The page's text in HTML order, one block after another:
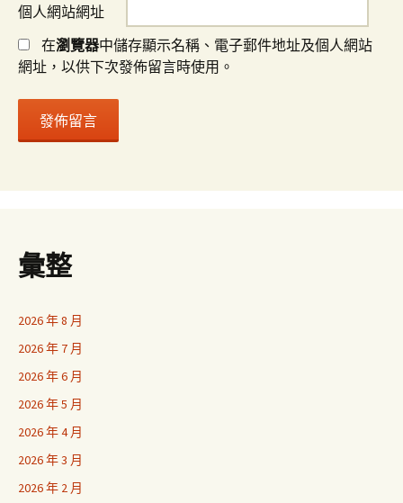
個人網站網址
在瀏覽器中儲存顯示名稱、電子郵件地址及個人網站
網址，以供下次發佈留言時使用。
彙整
2026 年 8 月
2026 年 7 月
2026 年 6 月
2026 年 5 月
2026 年 4 月
2026 年 3 月
2026 年 2 月